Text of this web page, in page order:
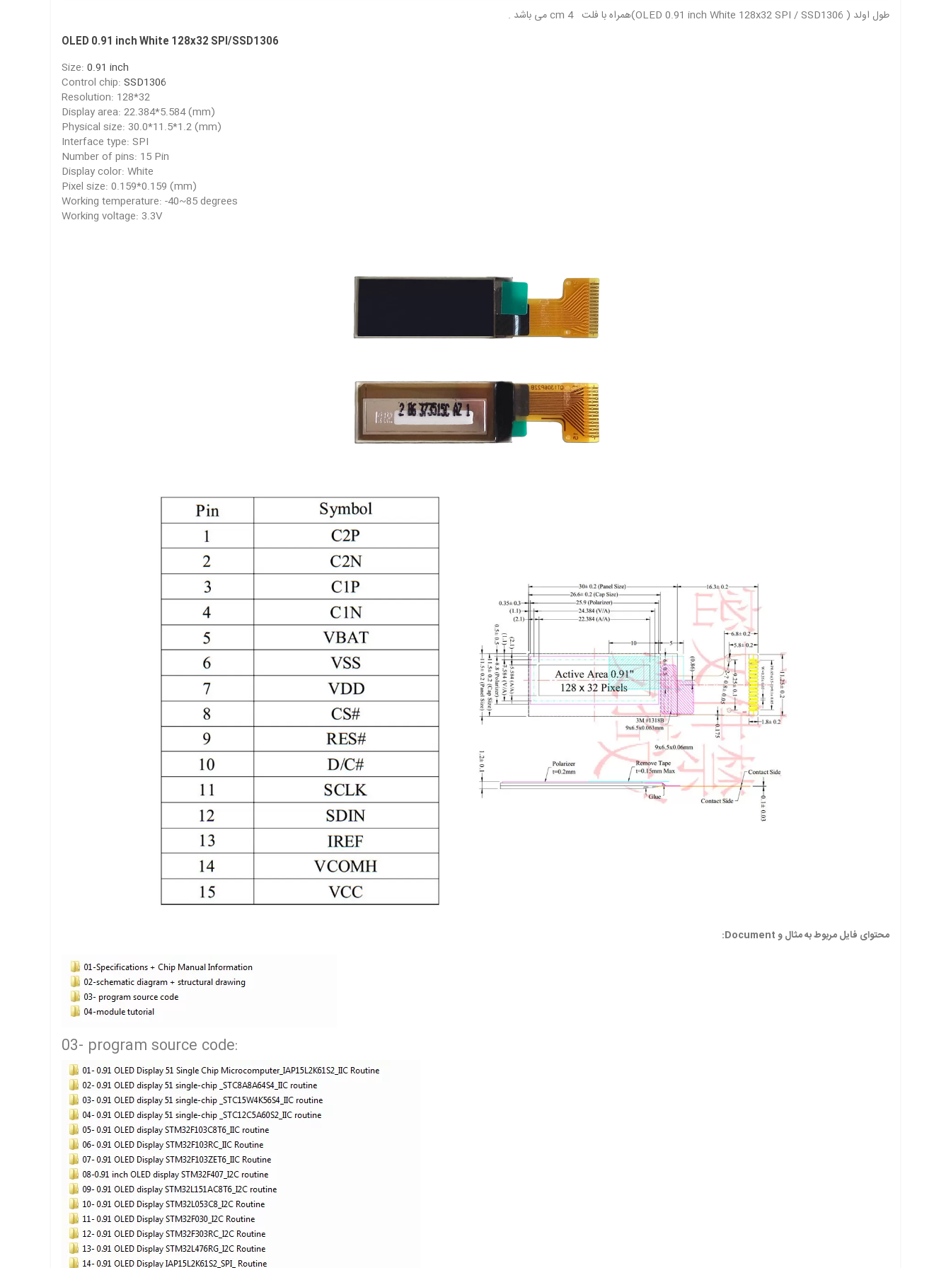
طول اولد ( OLED 0.91 inch White 128x32 SPI / SSD1306)همراه با فلت 4 cm می باشد .
OLED 0.91 inch White 128x32 SPI/SSD1306
Size: 0.91 inch
Control chip: SSD1306
Resolution: 128*32
Display area: 22.384*5.584 (mm)
Physical size: 30.0*11.5*1.2 (mm)
Interface type: SPI
Number of pins: 15 Pin
Display color: White
Pixel size: 0.159*0.159 (mm)
Working temperature: -40~85 degrees
Working voltage: 3.3V
محتوای فایل مربوط به مثال و Document:
03- program source code: